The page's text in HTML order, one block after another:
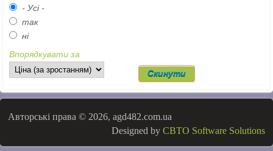
- Усі -
так
ні
Впорядкувати за
Авторські права © 2026, agd482.com.ua
Designed by CBTO Software Solutions